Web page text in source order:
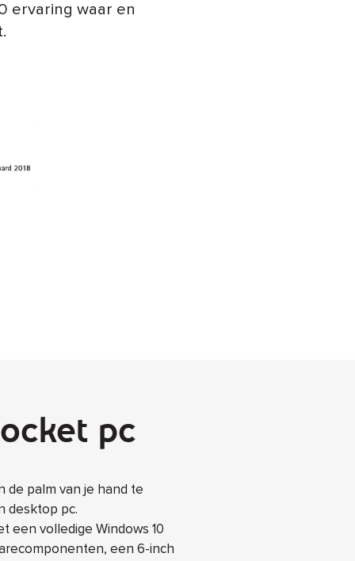
ervaring waar en
pc
de palm van je hand te
desktop pc.
een volledige Windows 10
een 6-inch